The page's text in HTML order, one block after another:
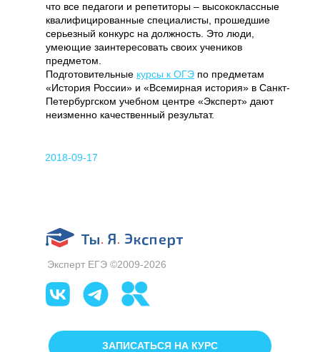
2018-09-17
что все педагоги и репетиторы – высококлассные
квалифицированные специалисты, прошедшие
серьезный конкурс на должность. Это люди,
умеющие заинтересовать своих учеников
предметом.
Подготовительные курсы к ОГЭ по предметам
«История России» и «Всемирная история» в Санкт-
Петербургском учебном центре «Эксперт» дают
неизменно качественный результат.
Эксперт ЕГЭ ©2009-2026
ЗАПИСАТЬСЯ НА КУРС